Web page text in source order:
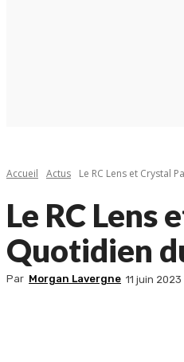
Accueil Actus Le RC Lens et Crystal
Le RC Lens
Quotidien
Par Morgan Lavergne 11 juin 2023